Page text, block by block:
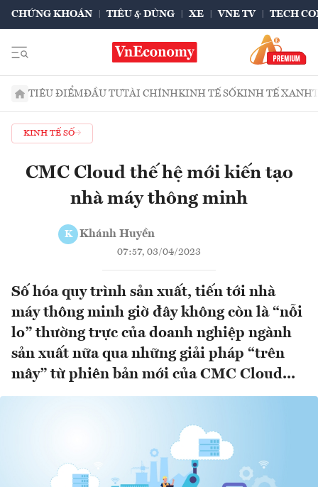
CHỨNG KHOÁN TIÊU & DÙNG XE VNE TV TECH
TIÊU ĐIỂMĐẦU TƯTÀI CHÍNHKINH TẾ SỐKINH TẾ XANH
KINH TẾ SỐ
CMC Cloud thế hệ mới kiến tạo
nhà máy thông minh
K Khánh Huyền
07:57, 03/04/2023
Số hóa quy trình sản xuất, tiến tới nhà
máy thông minh giờ đây không còn là “nỗi
lo” thường trực của doanh nghiệp ngành
sản xuất nữa qua những giải pháp “trên
mây” từ phiên bản mới của CMC Cloud...